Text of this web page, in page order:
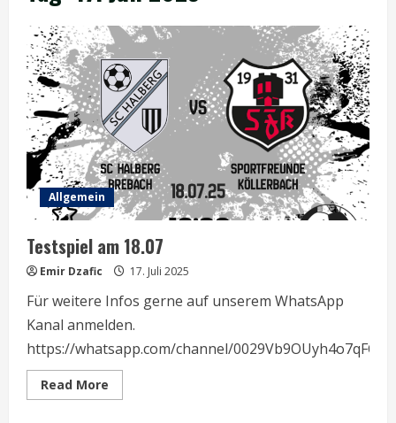
Allgemein
Testspiel am 18.07
Emir Dzafic 17. Juli 2025
Für weitere Infos gerne auf unserem WhatsApp
Kanal anmelden.
https://whatsapp.com/channel/
Read More
more